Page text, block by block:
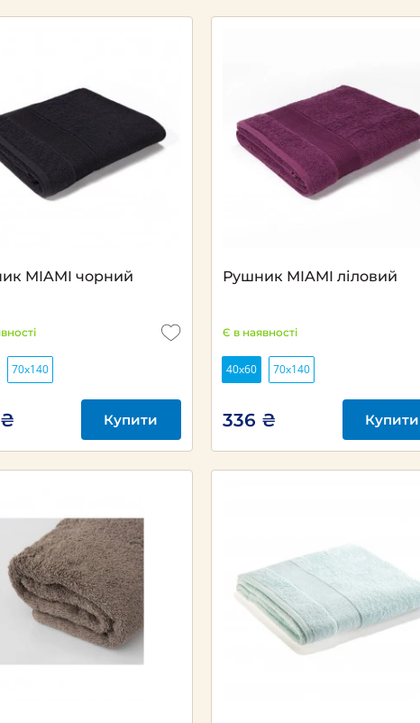
MIAMI чорний
70x140
Купити
Рушник MIAMI ліловий
Є в наявності
40х60 70x140
336 ₴ Купити